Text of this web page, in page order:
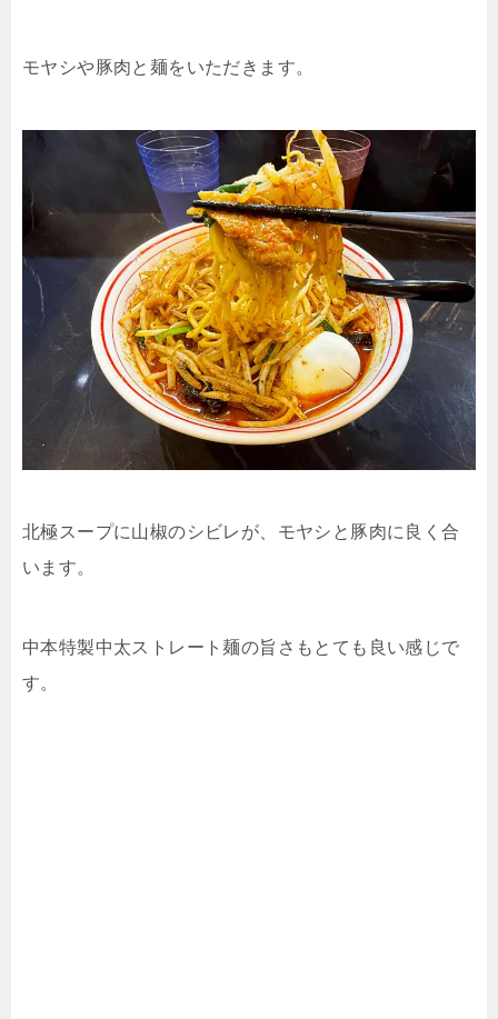
モヤシや豚肉と麺をいただきます。
北極スープに山椒のシビレが、モヤシと豚肉に良く合
います。
中本特製中太ストレート麺の旨さもとても良い感じで
す。